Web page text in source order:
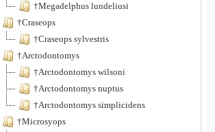
†Megadelphus lundeliusi
†Craseops
†Craseops sylvestris
†Arctodontomys
†Arctodontomys wilsoni
†Arctodontomys nuptus
†Arctodontomys simplicidens
†Microsyops